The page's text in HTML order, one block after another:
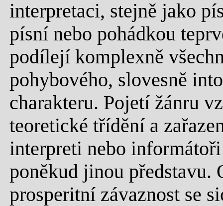
interpretaci, stejně jako
písní nebo pohádkou
podílejí komplexně
pohybového, slovesně
charakteru. Pojetí žánru
teoretické třídění a
interpreti nebo
poněkud jinou představu.
prosperitní závaznost se